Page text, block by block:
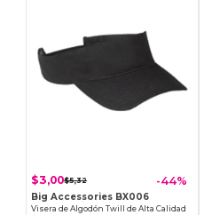
$3,00$5,32 -44%
Big Accessories BX006
Visera de Algodón Twill de Alta Calidad